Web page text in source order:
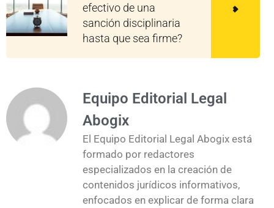
efectivo de una
sanción disciplinaria
hasta que sea firme?
Equipo Editorial Legal
Abogix
El Equipo Editorial Legal Abogix está
formado por redactores
especializados en la creación de
contenidos jurídicos informativos,
enfocados en explicar de forma clara